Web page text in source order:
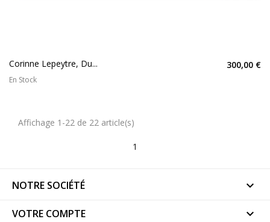
Corinne Lepeytre, Du... 300,00 €
En Stock
Affichage 1-22 de 22 article(s)
1
NOTRE SOCIÉTÉ 
VOTRE COMPTE 